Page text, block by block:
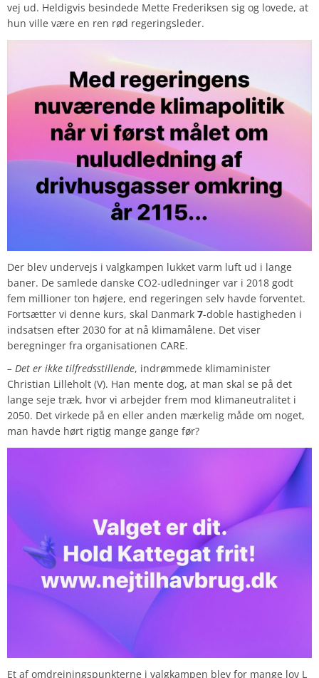
vej ud. Heldigvis besindede Mette Frederiksen sig og lovede, at
hun ville være en ren rød regeringsleder.
Der blev undervejs i valgkampen lukket varm luft ud i lange
baner. De samlede danske CO2-udledninger var i 2018 godt
fem millioner ton højere, end regeringen selv havde forventet.
Fortsætter vi denne kurs, skal Danmark 7-doble hastigheden i
indsatsen efter 2030 for at nå klimamålene. Det viser
beregninger fra organisationen CARE.
– Det er ikke tilfredsstillende, indrømmede klimaminister
Christian Lilleholt (V). Han mente dog, at man skal se på det
lange seje træk, hvor vi arbejder frem mod klimaneutralitet i
2050. Det virkede på en eller anden mærkelig måde om noget,
man havde hørt rigtig mange gange før?
Et af omdrejningspunkterne i valgkampen blev for mange lov L